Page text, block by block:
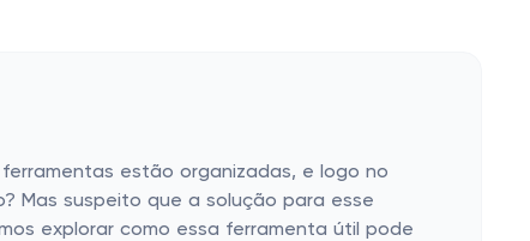
estão organizadas, e logo no
Mas suspeito que a solução para esse
explorar como essa ferramenta útil pode